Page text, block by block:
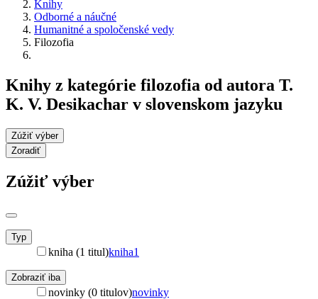
Knihy
Odborné a náučné
Humanitné a spoločenské vedy
Filozofia
Knihy z kategórie filozofia od autora T.
K. V. Desikachar v slovenskom jazyku
Zúžiť výber
Zoradiť
Zúžiť výber
Typ
kniha (1 titul)kniha1
Zobraziť iba
novinky (0 titulov)novinky